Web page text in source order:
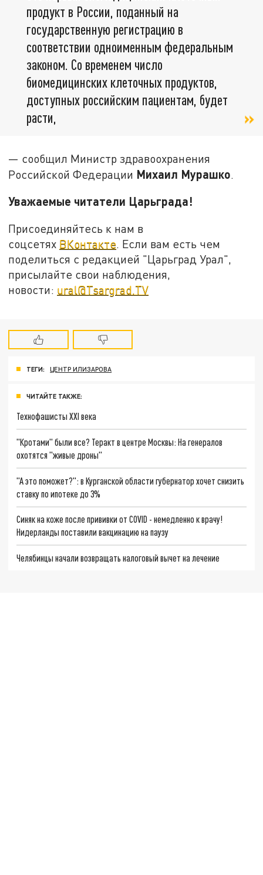
продукт в России, поданный на
государственную регистрацию в
соответствии одноименным федеральным
законом. Со временем число
биомедицинских клеточных продуктов,
доступных российским пациентам, будет
расти,
— сообщил Министр здравоохранения
Российской Федерации Михаил Мурашко.
Уважаемые читатели Царьграда!
Присоединяйтесь к нам в
соцсетях ВКонтакте. Если вам есть чем
поделиться с редакцией "Царьград Урал",
присылайте свои наблюдения,
новости: ural@Tsargrad.TV
ТЕГИ: ЦЕНТР ИЛИЗАРОВА
ЧИТАЙТЕ ТАКЖЕ:
Технофашисты XXI века
"Кротами" были все? Теракт в центре Москвы: На генералов
охотятся "живые дроны"
"А это поможет?": в Курганской области губернатор хочет снизить
ставку по ипотеке до 3%
Синяк на коже после прививки от COVID - немедленно к врачу!
Нидерланды поставили вакцинацию на паузу
Челябинцы начали возвращать налоговый вычет на лечение